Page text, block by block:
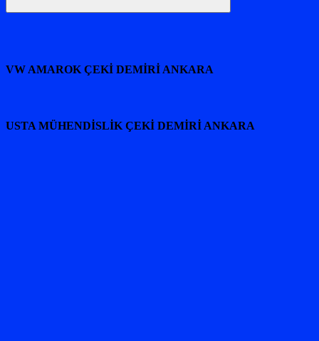
Ara
VW AMAROK ÇEKİ DEMİRİ ANKARA
USTA MÜHENDİSLİK ÇEKİ DEMİRİ ANKARA